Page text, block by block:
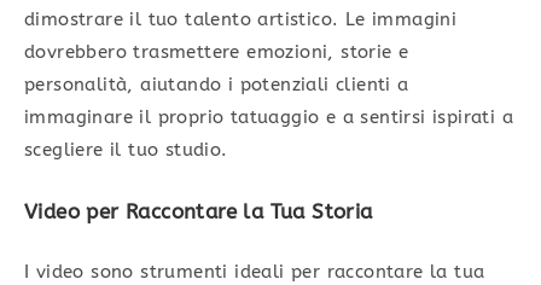
dimostrare il tuo talento artistico. Le immagini
dovrebbero trasmettere emozioni, storie e
personalità, aiutando i potenziali clienti a
immaginare il proprio tatuaggio e a sentirsi ispirati a
scegliere il tuo studio.
Video per Raccontare la Tua Storia
I video sono strumenti ideali per raccontare la tua